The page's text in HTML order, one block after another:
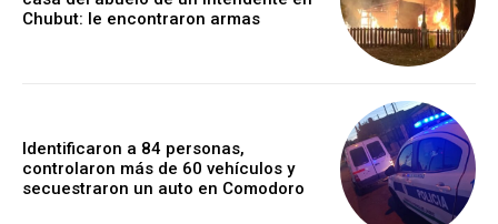
Chubut: le encontraron armas
Identificaron a 84 personas,
controlaron más de 60 vehículos y
secuestraron un auto en Comodoro